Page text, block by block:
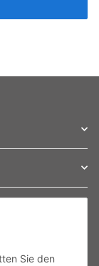
Sie den